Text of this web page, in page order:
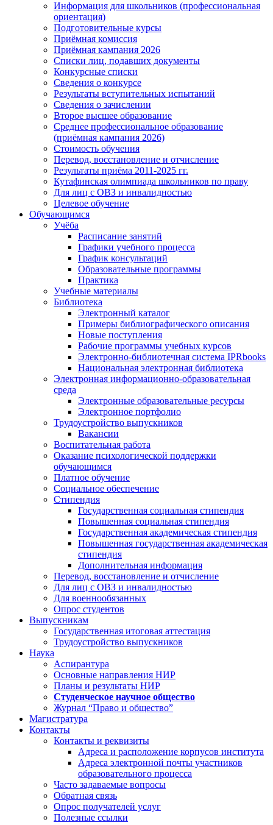
Информация для школьников (профессиональная
ориентация)
Подготовительные курсы
Приёмная комиссия
Приёмная кампания 2026
Списки лиц, подавших документы
Конкурсные списки
Сведения о конкурсе
Результаты вступительных испытаний
Сведения о зачислении
Второе высшее образование
Среднее профессиональное образование
(приёмная кампания 2026)
Стоимость обучения
Перевод, восстановление и отчисление
Результаты приёма 2011-2025 гг.
Кутафинская олимпиада школьников по праву
Для лиц с ОВЗ и инвалидностью
Целевое обучение
Обучающимся
Учёба
Расписание занятий
Графики учебного процесса
График консультаций
Образовательные программы
Практика
Учебные материалы
Библиотека
Электронный каталог
Примеры библиографического описания
Новые поступления
Рабочие программы учебных курсов
Электронно-библиотечная система IPRbooks
Национальная электронная библиотека
Электронная информационно-образовательная
среда
Электронные образовательные ресурсы
Электронное портфолио
Трудоустройство выпускников
Вакансии
Воспитательная работа
Оказание психологической поддержки
обучающимся
Платное обучение
Социальное обеспечение
Стипендия
Государственная социальная стипендия
Повышенная социальная стипендия
Государственная академическая стипендия
Повышенная государственная академическая
стипендия
Дополнительная информация
Перевод, восстановление и отчисление
Для лиц с ОВЗ и инвалидностью
Для военнообязанных
Опрос студентов
Выпускникам
Государственная итоговая аттестация
Трудоустройство выпускников
Наука
Аспирантура
Основные направления НИР
Планы и результаты НИР
Студенческое научное общество
Журнал “Право и общество”
Магистратура
Контакты
Контакты и реквизиты
Адреса и расположение корпусов института
Адреса электронной почты участников
образовательного процесса
Часто задаваемые вопросы
Обратная связь
Опрос получателей услуг
Полезные ссылки